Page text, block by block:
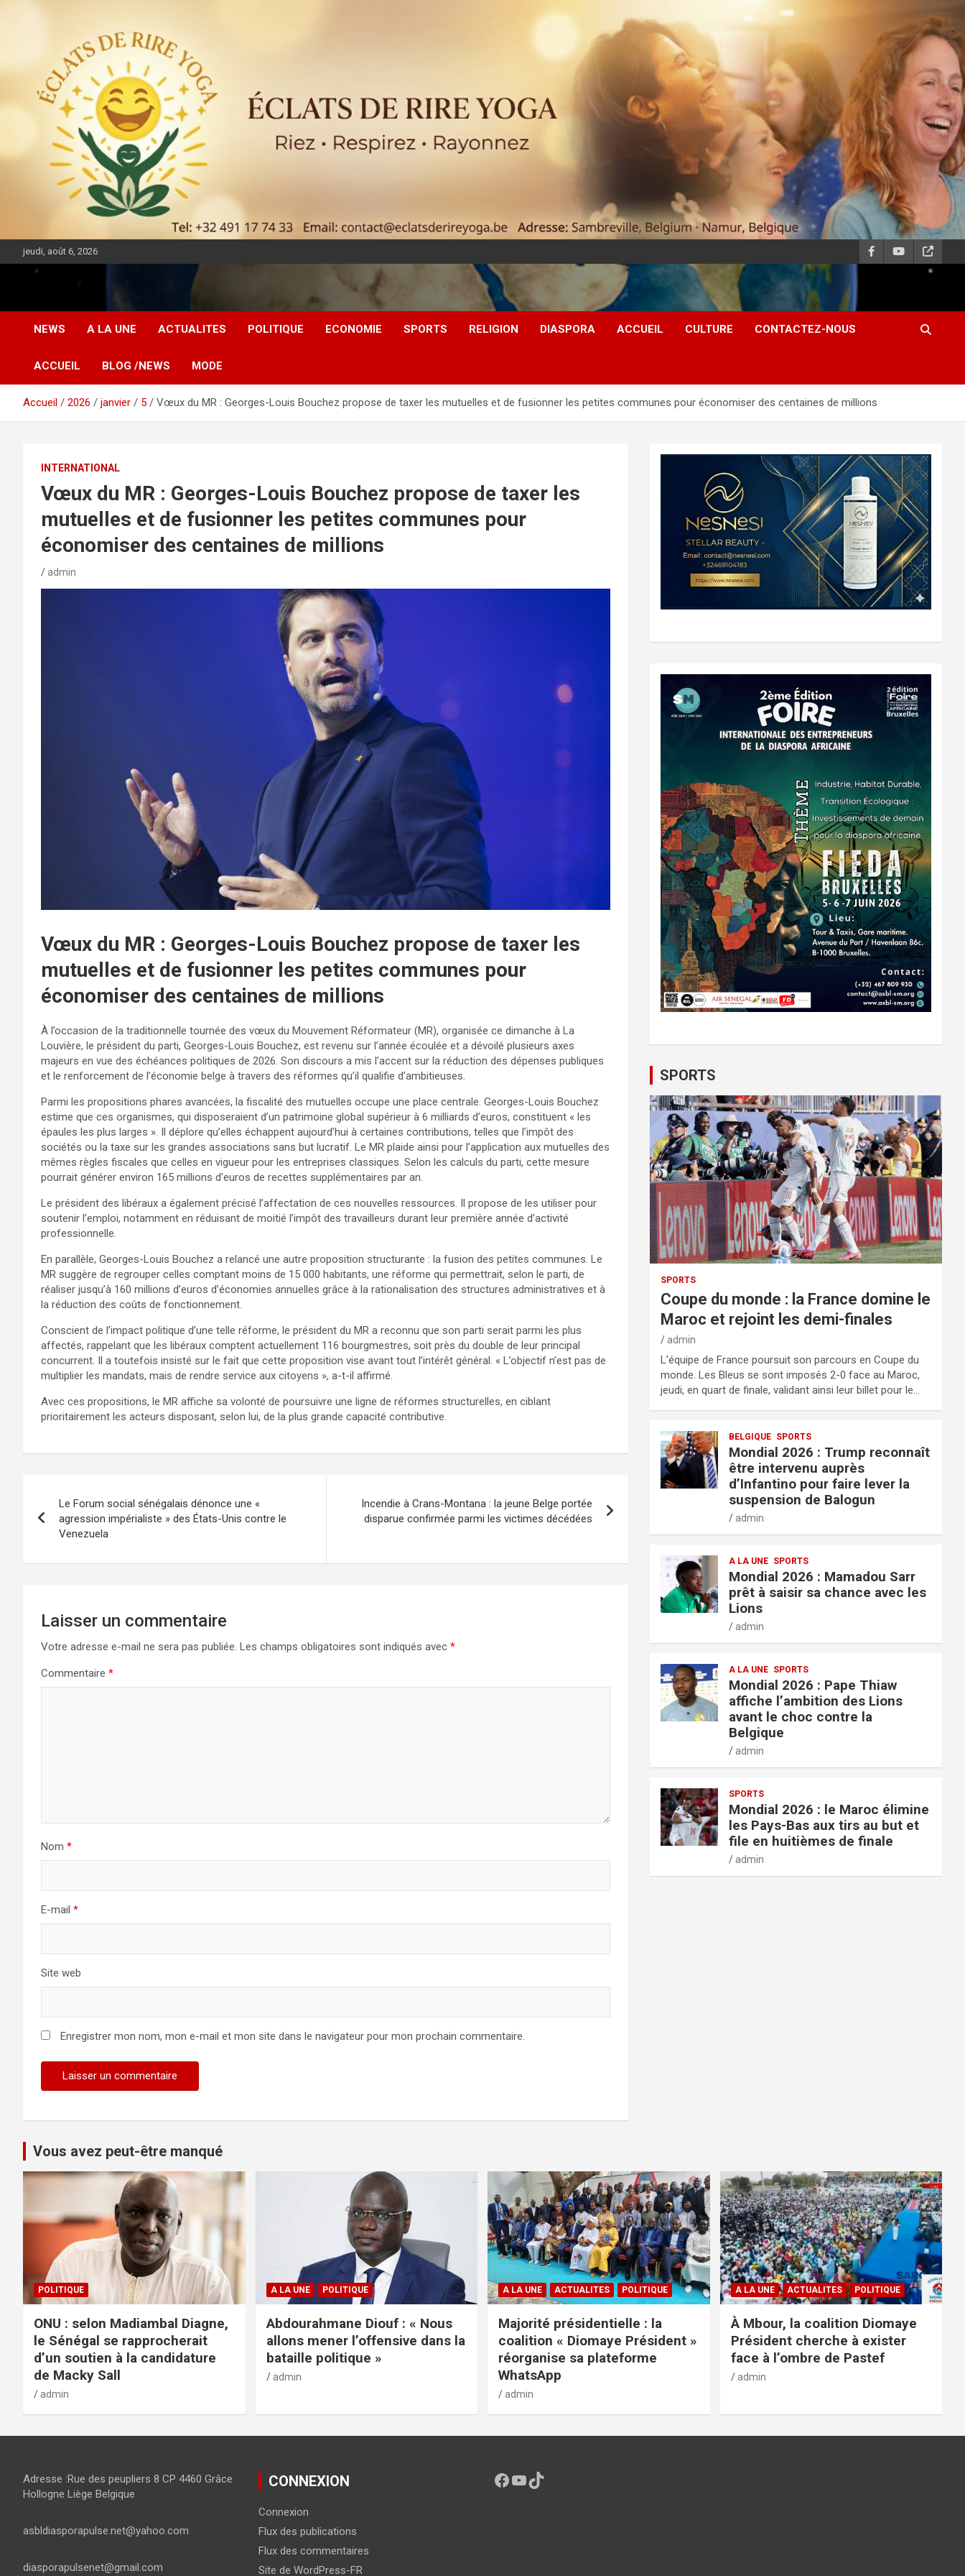
jeudi, août 6, 2026
DIASPORA PULSE
NEWS A LA UNE ACTUALITES POLITIQUE ECONOMIE SPORTS RELIGION DIASPORA ACCUEIL CULTURE CONTACTEZ-NOUS
ACCUEIL BLOG /NEWS MODE
Accueil 2026 janvier 5 Vœux du MR : Georges-Louis Bouchez propose de taxer les mutuelles et de fusionner les petites communes pour économiser des centaines de millions
INTERNATIONAL
Vœux du MR : Georges-Louis Bouchez propose de taxer les
mutuelles et de fusionner les petites communes pour
économiser des centaines de millions
admin
Vœux du MR : Georges-Louis Bouchez propose de taxer les
mutuelles et de fusionner les petites communes pour
économiser des centaines de millions
À l’occasion de la traditionnelle tournée des vœux du Mouvement Réformateur (MR), organisée ce dimanche à La
Louvière, le président du parti, Georges-Louis Bouchez, est revenu sur l’année écoulée et a dévoilé plusieurs axes
majeurs en vue des échéances politiques de 2026. Son discours a mis l’accent sur la réduction des dépenses publiques
et le renforcement de l’économie belge à travers des réformes qu’il qualifie d’ambitieuses.
Parmi les propositions phares avancées, la fiscalité des mutuelles occupe une place centrale. Georges-Louis Bouchez
estime que ces organismes, qui disposeraient d’un patrimoine global supérieur à 6 milliards d’euros, constituent « les
épaules les plus larges ». Il déplore qu’elles échappent aujourd’hui à certaines contributions, telles que l’impôt des
sociétés ou la taxe sur les grandes associations sans but lucratif. Le MR plaide ainsi pour l’application aux mutuelles des
mêmes règles fiscales que celles en vigueur pour les entreprises classiques. Selon les calculs du parti, cette mesure
pourrait générer environ 165 millions d’euros de recettes supplémentaires par an.
Le président des libéraux a également précisé l’affectation de ces nouvelles ressources. Il propose de les utiliser pour
soutenir l’emploi, notamment en réduisant de moitié l’impôt des travailleurs durant leur première année d’activité
professionnelle.
En parallèle, Georges-Louis Bouchez a relancé une autre proposition structurante : la fusion des petites communes. Le
MR suggère de regrouper celles comptant moins de 15 000 habitants, une réforme qui permettrait, selon le parti, de
réaliser jusqu’à 160 millions d’euros d’économies annuelles grâce à la rationalisation des structures administratives et à
la réduction des coûts de fonctionnement.
Conscient de l’impact politique d’une telle réforme, le président du MR a reconnu que son parti serait parmi les plus
affectés, rappelant que les libéraux comptent actuellement 116 bourgmestres, soit près du double de leur principal
concurrent. Il a toutefois insisté sur le fait que cette proposition vise avant tout l’intérêt général. « L’objectif n’est pas de
multiplier les mandats, mais de rendre service aux citoyens », a-t-il affirmé.
Avec ces propositions, le MR affiche sa volonté de poursuivre une ligne de réformes structurelles, en ciblant
prioritairement les acteurs disposant, selon lui, de la plus grande capacité contributive.
Le Forum social sénégalais dénonce une «
agression impérialiste » des États-Unis contre le
Venezuela
Incendie à Crans-Montana : la jeune Belge portée
disparue confirmée parmi les victimes décédées
Laisser un commentaire
Votre adresse e-mail ne sera pas publiée. Les champs obligatoires sont indiqués avec *
Commentaire *
Nom *
E-mail *
Site web
Enregistrer mon nom, mon e-mail et mon site dans le navigateur pour mon prochain commentaire.
SPORTS
SPORTS
Coupe du monde : la France domine le
Maroc et rejoint les demi-finales
admin
L’équipe de France poursuit son parcours en Coupe du
monde. Les Bleus se sont imposés 2-0 face au Maroc,
jeudi, en quart de finale, validant ainsi leur billet pour le…
BELGIQUE SPORTS
Mondial 2026 : Trump reconnaît
être intervenu auprès
d’Infantino pour faire lever la
suspension de Balogun
admin
A LA UNE SPORTS
Mondial 2026 : Mamadou Sarr
prêt à saisir sa chance avec les
Lions
admin
A LA UNE SPORTS
Mondial 2026 : Pape Thiaw
affiche l’ambition des Lions
avant le choc contre la
Belgique
admin
SPORTS
Mondial 2026 : le Maroc élimine
les Pays-Bas aux tirs au but et
file en huitièmes de finale
admin
Vous avez peut-être manqué
POLITIQUE
ONU : selon Madiambal Diagne,
le Sénégal se rapprocherait
d’un soutien à la candidature
de Macky Sall
admin
A LA UNE POLITIQUE
Abdourahmane Diouf : « Nous
allons mener l’offensive dans la
bataille politique »
admin
A LA UNE ACTUALITES POLITIQUE
Majorité présidentielle : la
coalition « Diomaye Président »
réorganise sa plateforme
WhatsApp
admin
A LA UNE ACTUALITES POLITIQUE
À Mbour, la coalition Diomaye
Président cherche à exister
face à l’ombre de Pastef
admin
Adresse :Rue des peupliers 8 CP 4460 Grâce
Hollogne Liège Belgique
asbldiasporapulse.net@yahoo.com
diasporapulsenet@gmail.com
CONNEXION
Connexion
Flux des publications
Flux des commentaires
Site de WordPress-FR